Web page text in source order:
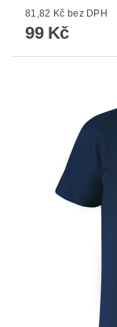
81,82 Kč bez DPH
99 Kč